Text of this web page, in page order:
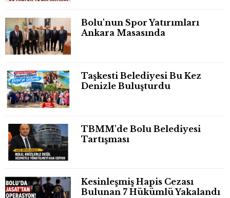
Bolu'nun Spor Yatırımları
Ankara Masasında
Taşkesti Belediyesi Bu Kez
Denizle Buluşturdu
TBMM'de Bolu Belediyesi
Tartışması
Kesinleşmiş Hapis Cezası
Bulunan 7 Hükümlü Yakalandı